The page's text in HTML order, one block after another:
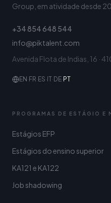
Group, em atividade desde
+34 854 648 544
info@piktalent.com
Avenida Flota de Indias, 16 ·
EN · FR· ES· IT· DE· PT
PROGRAMAS DE ESTÁGIO E
Estágios EFP
Estágios do ensino superior
KA121 e KA122
Job shadowing